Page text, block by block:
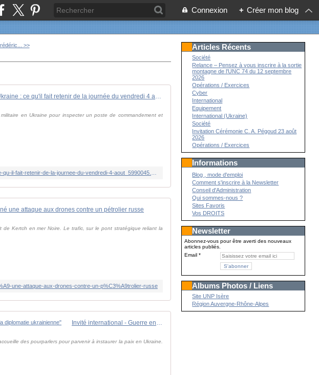
Connexion + Créer mon blog
>>
Guerre en Ukraine : ce qu'il fait retenir de la journée du vendredi 4 août
en Ukraine pour inspecter un poste de commandement et
une attaque aux drones contre un pétrolier russe
Kertch en mer Noire. Le trafic, sur le pont stratégique reliant la
une-attaque-aux-drones-contre-un-p%C3%A9trolier-russe
Invité international - Guerre en Ukraine: le sommet de Jeddah "est déjà un succès pour la diplomatie ukrainienne"
des pourparlers pour parvenir à instaurer la paix en Ukraine.
Articles Récents
Société
Relance – Pensez à vous inscrire à la sortie
montagne de l'UNC 74 du 12 septembre
2026
Opérations / Exercices
Cyber
International
Equipement
International (Ukraine)
Société
Invitation Cérémonie C. A. Pégoud 23 août
2026
Opérations / Exercices
Informations
Blog , mode d'emploi
Comment s'inscrire à la Newsletter
Conseil d'Administration
Qui sommes-nous ?
Sites Favoris
Vos DROITS
Newsletter
Abonnez-vous pour être averti des nouveaux
articles publiés.
Email
Albums Photos / Liens
Site UNP Isère
Région Auvergne-Rhône-Alpes